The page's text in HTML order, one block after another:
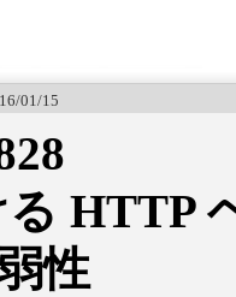
01/15
HTTP
性